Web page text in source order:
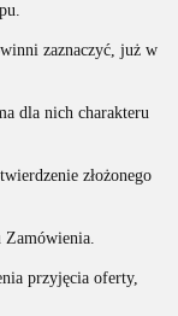
zaznaczyć, już w
dla nich charakteru
złożonego
Zamówienia.
przyjęcia oferty,